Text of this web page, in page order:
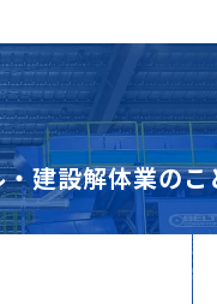
建設解体業のこ